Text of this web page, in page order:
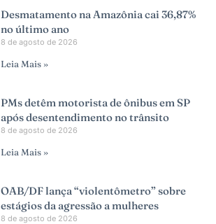
Desmatamento na Amazônia cai 36,87%
no último ano
8 de agosto de 2026
Leia Mais »
PMs detêm motorista de ônibus em SP
após desentendimento no trânsito
8 de agosto de 2026
Leia Mais »
OAB/DF lança “violentômetro” sobre
estágios da agressão a mulheres
8 de agosto de 2026